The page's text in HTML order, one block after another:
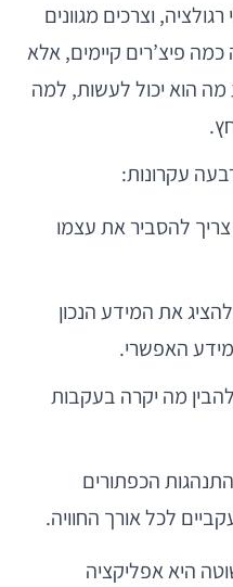
וצרכים מגוונים
פיצ’רים קיימים, אלא
הוא יכול לעשות, למה
עקרונות:
להסביר את עצמו
את המידע הנכון
האפשרי.
מה יקרה בעקבות
הכפתורים
לכל אורך החוויה.
היא אפליקציה